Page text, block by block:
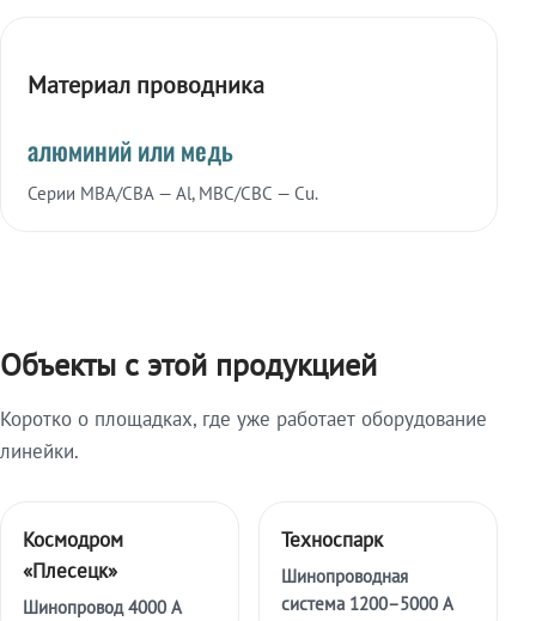
Материал проводника
алюминий или медь
Серии МВА/СВА — Al, МВС/СВС — Cu.
Объекты с этой продукцией
Коротко о площадках, где уже работает оборудование
линейки.
Космодром
«Плесецк»
Шинопровод 4000 А
Техноспарк
Шинопроводная
система 1200–5000 А